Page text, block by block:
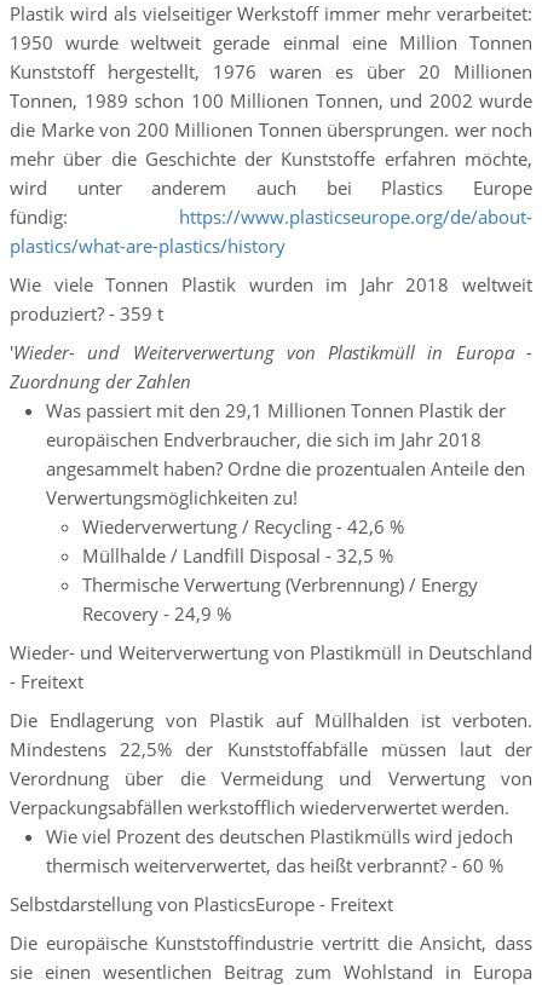
Plastik wird als vielseitiger Werkstoff immer mehr verarbeitet:
1950 wurde weltweit gerade einmal eine Million Tonnen
Kunststoff hergestellt, 1976 waren es über 20 Millionen
Tonnen, 1989 schon 100 Millionen Tonnen, und 2002 wurde
die Marke von 200 Millionen Tonnen übersprungen. wer noch
mehr über die Geschichte der Kunststoffe erfahren möchte,
wird unter anderem auch bei Plastics Europe
fündig: https://www.plasticseurope.org/de/about-
plastics/what-are-plastics/history
Wie viele Tonnen Plastik wurden im Jahr 2018 weltweit
produziert? - 359 t
'Wieder- und Weiterverwertung von Plastikmüll in Europa -
Zuordnung der Zahlen
Was passiert mit den 29,1 Millionen Tonnen Plastik der
europäischen Endverbraucher, die sich im Jahr 2018
angesammelt haben? Ordne die prozentualen Anteile den
Verwertungsmöglichkeiten zu!
Wiederverwertung / Recycling - 42,6 %
Müllhalde / Landfill Disposal - 32,5 %
Thermische Verwertung (Verbrennung) / Energy
Recovery - 24,9 %
Wieder- und Weiterverwertung von Plastikmüll in Deutschland
- Freitext
Die Endlagerung von Plastik auf Müllhalden ist verboten.
Mindestens 22,5% der Kunststoffabfälle müssen laut der
Verordnung über die Vermeidung und Verwertung von
Verpackungsabfällen werkstofflich wiederverwertet werden.
Wie viel Prozent des deutschen Plastikmülls wird jedoch
thermisch weiterverwertet, das heißt verbrannt? - 60 %
Selbstdarstellung von PlasticsEurope - Freitext
Die europäische Kunststoffindustrie vertritt die Ansicht, dass
sie einen wesentlichen Beitrag zum Wohlstand in Europa